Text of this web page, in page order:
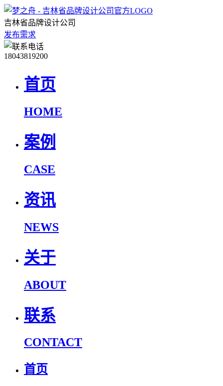
吉林省品牌设计公司
发布需求
18043819200
首页
HOME
案例
CASE
资讯
NEWS
关于
ABOUT
联系
CONTACT
首页